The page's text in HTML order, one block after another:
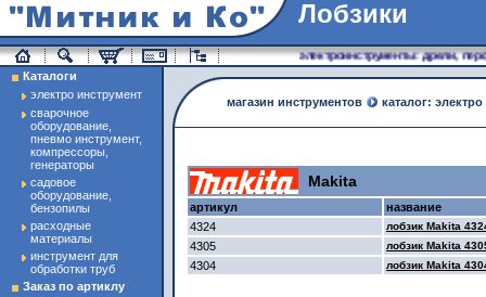
Лобзики
электроинструменты: дрели,
магазин инструменты
магазин инструментов каталог:
Makita
артикул
название
4324
лобзик Makita
4305 лобзик Makita
4304 лобзик Makita
Каталоги
электро инструмент
сварочное
оборудование,
пневмо инструмент,
компрессоры,
генераторы
садовое
оборудование,
бензопилы
расходные
материалы
инструмент для
обработки труб
Заказ по артиклу